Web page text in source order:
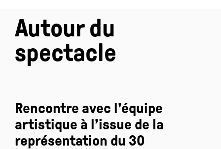
Autour du
spectacle
Rencontre avec l'équipe
artistique à l’issue de la
représentation du 30